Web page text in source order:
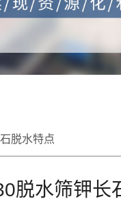
脱水特点
脱水筛钾长